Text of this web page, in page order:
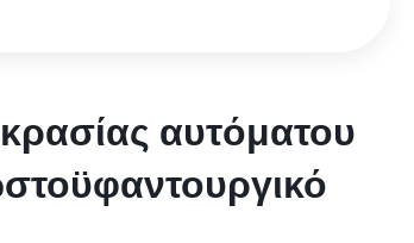
αυτόματου
αυτόματου